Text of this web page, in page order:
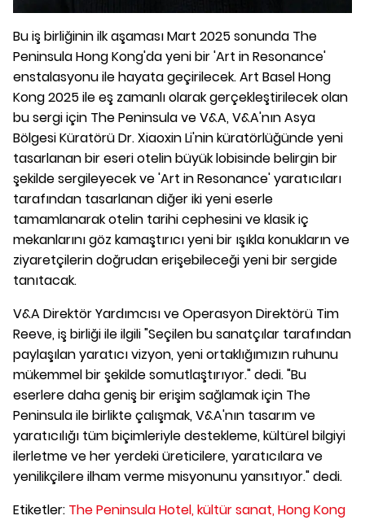
Bu iş birliğinin ilk aşaması Mart 2025 sonunda The
Peninsula Hong Kong'da yeni bir 'Art in Resonance'
enstalasyonu ile hayata geçirilecek. Art Basel Hong
Kong 2025 ile eş zamanlı olarak gerçekleştirilecek olan
bu sergi için The Peninsula ve V&A, V&A'nın Asya
Bölgesi Küratörü Dr. Xiaoxin Li'nin küratörlüğünde yeni
tasarlanan bir eseri otelin büyük lobisinde belirgin bir
şekilde sergileyecek ve 'Art in Resonance' yaratıcıları
tarafından tasarlanan diğer iki yeni eserle
tamamlanarak otelin tarihi cephesini ve klasik iç
mekanlarını göz kamaştırıcı yeni bir ışıkla konukların ve
ziyaretçilerin doğrudan erişebileceği yeni bir sergide
tanıtacak.
V&A Direktör Yardımcısı ve Operasyon Direktörü Tim
Reeve, iş birliği ile ilgili "Seçilen bu sanatçılar tarafından
paylaşılan yaratıcı vizyon, yeni ortaklığımızın ruhunu
mükemmel bir şekilde somutlaştırıyor." dedi. "Bu
eserlere daha geniş bir erişim sağlamak için The
Peninsula ile birlikte çalışmak, V&A'nın tasarım ve
yaratıcılığı tüm biçimleriyle destekleme, kültürel bilgiyi
ilerletme ve her yerdeki üreticilere, yaratıcılara ve
yenilikçilere ilham verme misyonunu yansıtıyor." dedi.
Etiketler: The Peninsula Hotel, kültür sanat, Hong Kong